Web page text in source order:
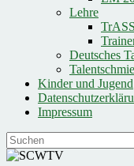
Lehre
Deutsches
Kinder und Jugend
Impressum